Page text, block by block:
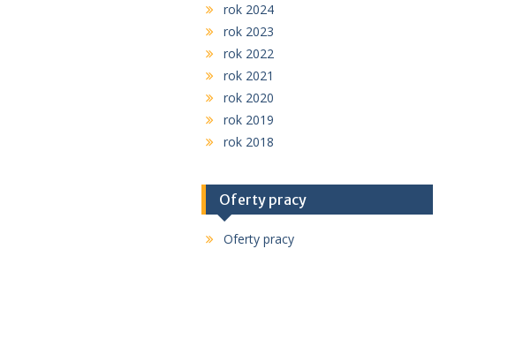
rok 2024
rok 2023
rok 2022
rok 2021
rok 2020
rok 2019
rok 2018
Oferty pracy
Oferty pracy